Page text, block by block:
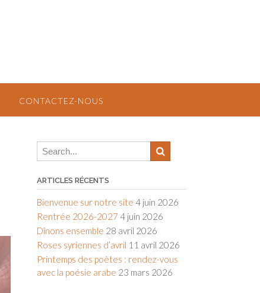
CONTACTEZ-NOUS
ARTICLES RÉCENTS
Bienvenue sur notre site 4 juin 2026
Rentrée 2026-2027 4 juin 2026
Dînons ensemble 28 avril 2026
Roses syriennes d’avril 11 avril 2026
Printemps des poètes : rendez-vous
avec la poésie arabe 23 mars 2026